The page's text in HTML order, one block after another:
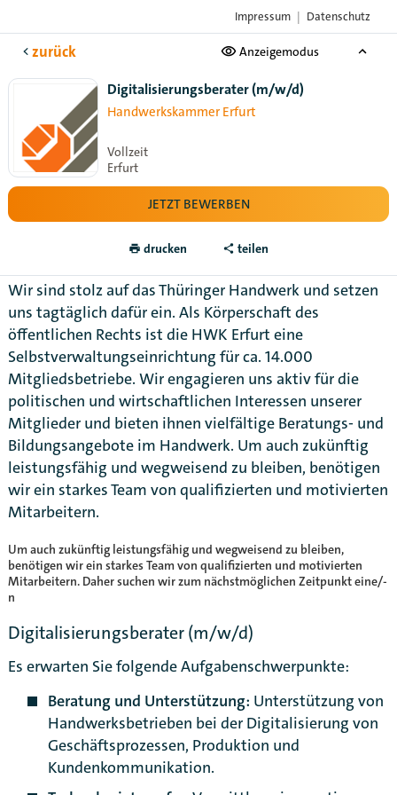
der Handwerksorganisationen
Impressum | Datenschutz
zurück Anzeigemodus
Digitalisierungsberater (m/w/d)
Handwerkskammer Erfurt
Vollzeit
Erfurt
JETZT BEWERBEN
drucken teilen
Wir sind stolz auf das Thüringer Handwerk und setzen
uns tagtäglich dafür ein. Als Körperschaft des
öffentlichen Rechts ist die HWK Erfurt eine
Selbstverwaltungseinrichtung für ca. 14.000
Mitgliedsbetriebe. Wir engagieren uns aktiv für die
politischen und wirtschaftlichen Interessen unserer
Mitglieder und bieten ihnen vielfältige Beratungs- und
Bildungsangebote im Handwerk. Um auch zukünftig
leistungsfähig und wegweisend zu bleiben, benötigen
wir ein starkes Team von qualifizierten und motivierten
Mitarbeitern.
Um auch zukünftig leistungsfähig und wegweisend zu bleiben,
benötigen wir ein starkes Team von qualifizierten und motivierten
Mitarbeitern. Daher suchen wir zum nächstmöglichen Zeitpunkt eine/-
n
Digitalisierungsberater (m/w/d)
Es erwarten Sie folgende Aufgabenschwerpunkte:
Beratung und Unterstützung: Unterstützung von
Handwerksbetrieben bei der Digitalisierung von
Geschäftsprozessen, Produktion und
Kundenkommunikation.
Karte anzeigen